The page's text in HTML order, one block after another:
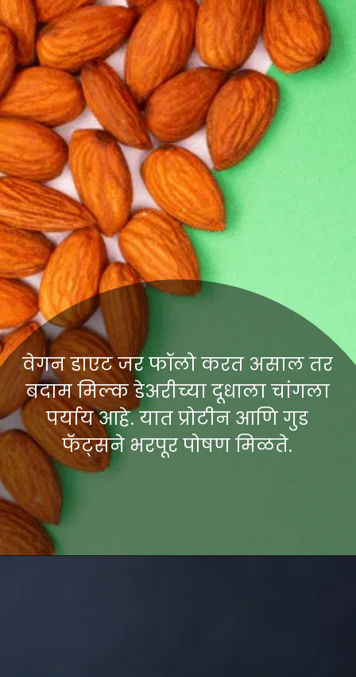
वेगन डाएट जर फॉलो करत असाल तर
बदाम मिल्क डेअरीच्या दूधाला चांगला
पर्याय आहे. यात प्रोटीन आणि गुड